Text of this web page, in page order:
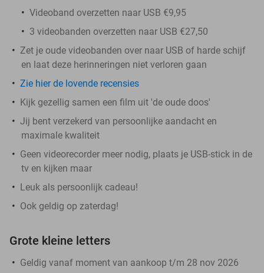
Videoband overzetten naar USB €9,95
3 videobanden overzetten naar USB €27,50
Zet je oude videobanden over naar USB of harde schijf
en laat deze herinneringen niet verloren gaan
Zie hier de lovende recensies
Kijk gezellig samen een film uit 'de oude doos'
Jij bent verzekerd van persoonlijke aandacht en
maximale kwaliteit
Geen videorecorder meer nodig, plaats je USB-stick in de
tv en kijken maar
Leuk als persoonlijk cadeau!
Ook geldig op zaterdag!
Grote kleine letters
Geldig vanaf moment van aankoop t/m 28 nov 2026